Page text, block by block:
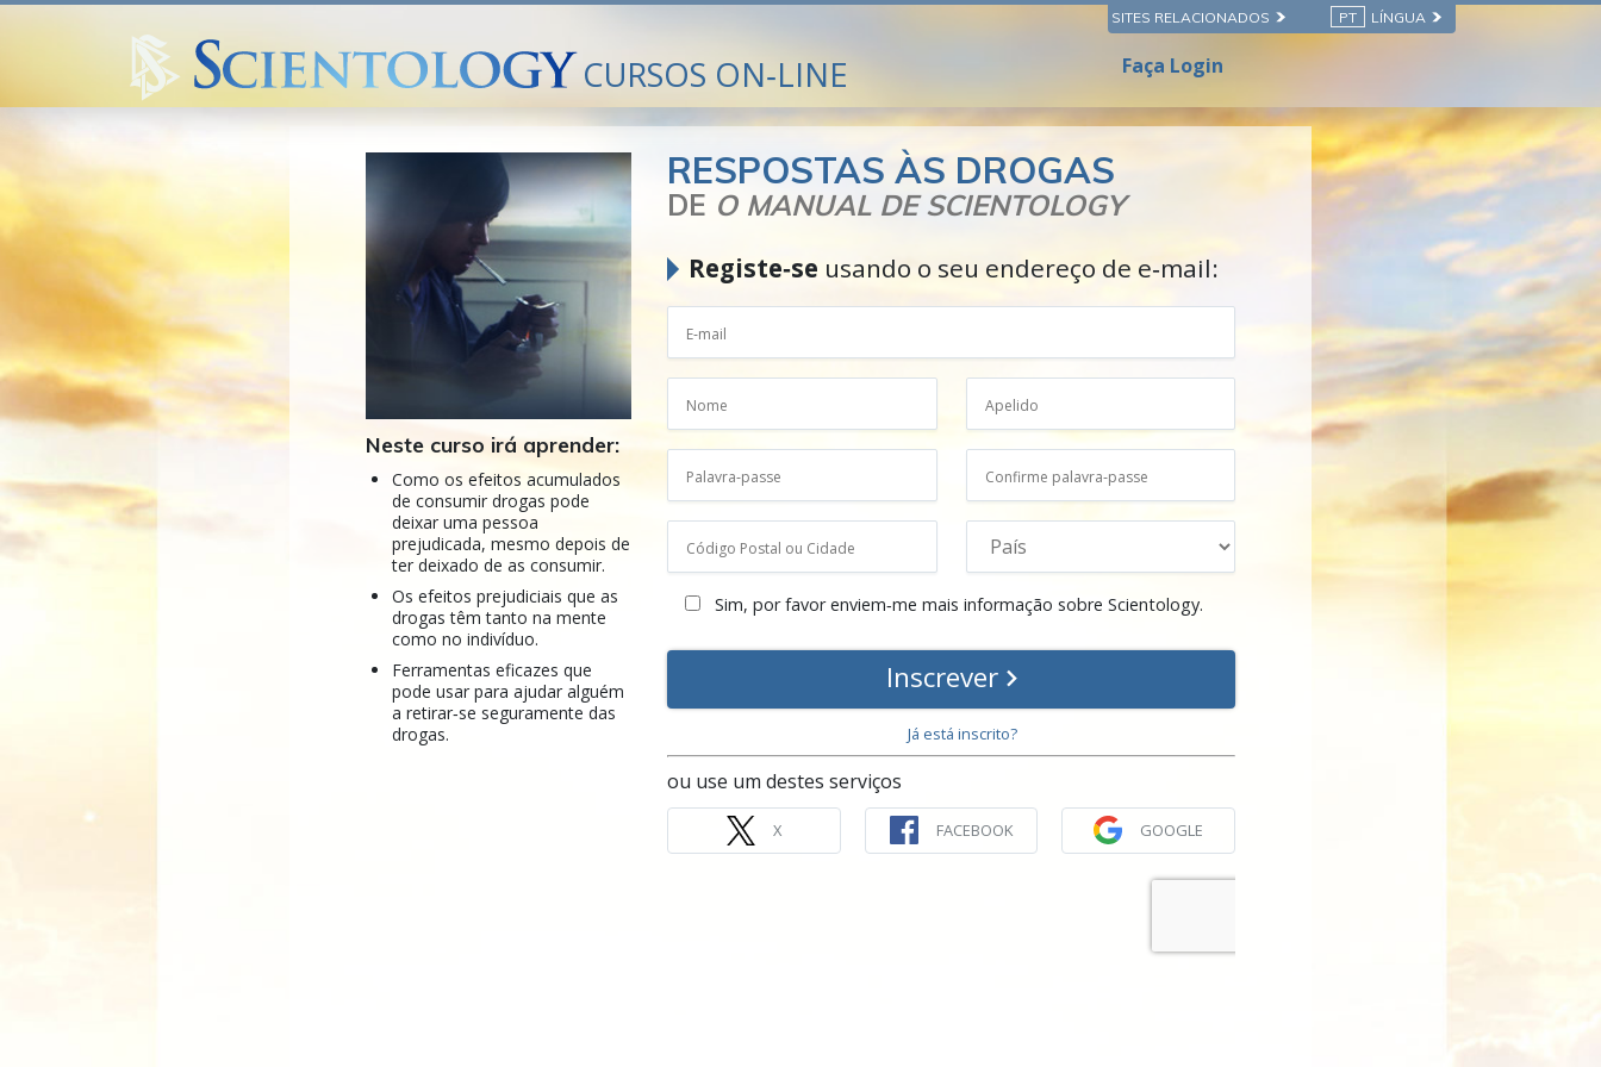
SITES RELACIONADOS PT LÍNGUA
CURSOS ON‑LINE Faça Login
RESPOSTAS ÀS DROGAS
DE O MANUAL DE SCIENTOLOGY
Registe‑se usando o seu endereço de e‑mail:
Sim, por favor enviem‑me mais informação sobre Scientology.
Inscrever
Já está inscrito?
ou use um destes serviços
X FACEBOOK GOOGLE
Neste curso irá aprender:
Como os efeitos acumulados
de consumir drogas pode
deixar uma pessoa
prejudicada, mesmo depois de
ter deixado de as consumir.
Os efeitos prejudiciais que as
drogas têm tanto na mente
como no indivíduo.
Ferramentas eficazes que
pode usar para ajudar alguém
a retirar‑se seguramente das
drogas.